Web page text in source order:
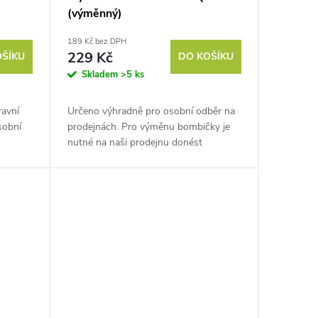
(výměnný)
189 Kč bez DPH
229 Kč
Skladem >5 ks
DO KOŠÍKU
Určeno výhradně pro osobní odběr na
prodejnách. Pro výměnu bombičky je
nutné na naši prodejnu donést